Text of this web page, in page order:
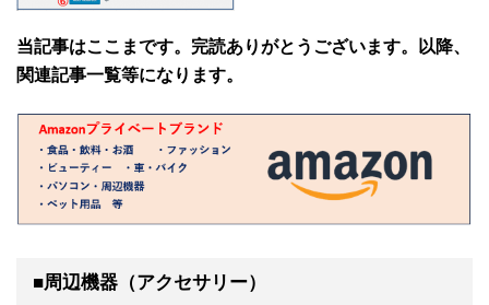
当記事はここまです。完読ありがとうございます。以降、
関連記事一覧等になります。
■周辺機器（アクセサリー）